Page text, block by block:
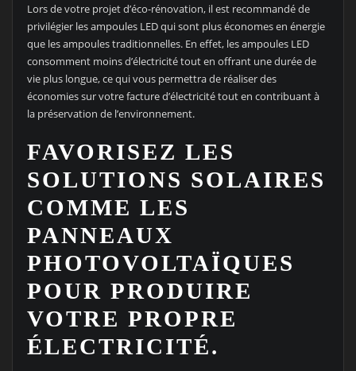
Lors de votre projet d’éco-rénovation, il est recommandé de
privilégier les ampoules LED qui sont plus économes en énergie
que les ampoules traditionnelles. En effet, les ampoules LED
consomment moins d’électricité tout en offrant une durée de
vie plus longue, ce qui vous permettra de réaliser des
économies sur votre facture d’électricité tout en contribuant à
la préservation de l’environnement.
FAVORISEZ LES
SOLUTIONS SOLAIRES
COMME LES
PANNEAUX
PHOTOVOLTAÏQUES
POUR PRODUIRE
VOTRE PROPRE
ÉLECTRICITÉ.